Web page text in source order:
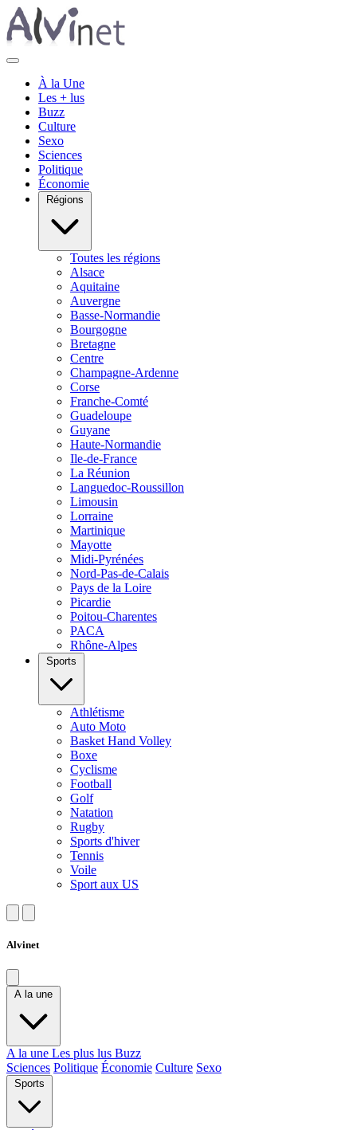
À la Une
Les + lus
Buzz
Culture
Sexo
Sciences
Politique
Économie
Régions
Toutes les régions
Alsace
Aquitaine
Auvergne
Basse-Normandie
Bourgogne
Bretagne
Centre
Champagne-Ardenne
Corse
Franche-Comté
Guadeloupe
Guyane
Haute-Normandie
Ile-de-France
La Réunion
Languedoc-Roussillon
Limousin
Lorraine
Martinique
Mayotte
Midi-Pyrénées
Nord-Pas-de-Calais
Pays de la Loire
Picardie
Poitou-Charentes
PACA
Rhône-Alpes
Sports
Athlétisme
Auto Moto
Basket Hand Volley
Boxe
Cyclisme
Football
Golf
Natation
Rugby
Sports d'hiver
Tennis
Voile
Sport aux US
Alvinet
A la une
A la une Les plus lus Buzz
Sciences Politique Économie Culture Sexo
Sports